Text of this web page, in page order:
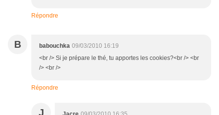
Répondre
B babouchka 09/03/2010 16:19
<br /> Si je prépare le thé, tu apportes les cookies?<br /> <br
/> <br />
Répondre
J